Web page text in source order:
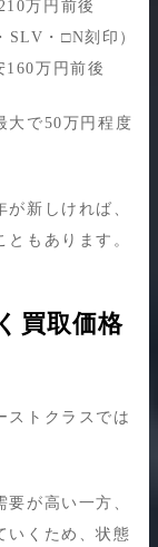
万円前後
SLV・□N刻印）
万円前後
大で50万円程度
新しければ、
もあります。
買取価格
ストクラスでは
が高い一方、
いくため、状態